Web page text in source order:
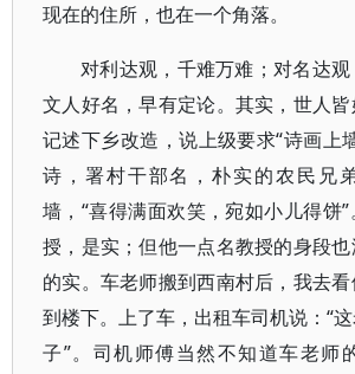
现在的住所，也在一个角落。
对利达观，千难万难；对名达观
文人好名，早有定论。其实，世人
记述下乡改造，说上级要求“诗画上
诗，署村干部名，朴实的农民兄
墙，“喜得满面欢笑，宛如小儿得饼
授，是实；但他一点名教授的身段
的实。车老师搬到西南村后，我去
到楼下。上了车，出租车司机说：“
子”。司机师傅当然不知道车老师